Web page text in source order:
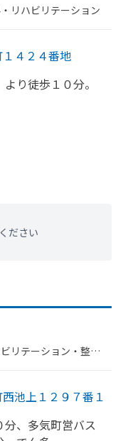
リハビリテーション
４２４番地
より徒歩１０分。
ださい
リテーション・​整形
池上１２９７番１
、 多気町営バス